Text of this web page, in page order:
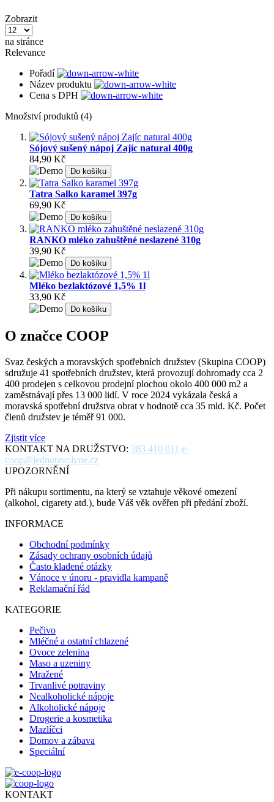
Zobrazit
na stránce
Relevance
Pořadí
Název produktu
Cena s DPH
Množství produktů (4)
Sójový sušený nápoj Zajíc natural 400g
84,90 Kč
Do košíku
Tatra Salko karamel 397g
69,90 Kč
Do košíku
RANKO mléko zahuštěné neslazené 310g
39,90 Kč
Do košíku
Mléko bezlaktózové 1,5% 1l
33,90 Kč
Do košíku
O značce COOP
Svaz českých a moravských spotřebních družstev (Skupina COOP)
sdružuje 41 spotřebních družstev, která provozují dohromady cca 2
400 prodejen s celkovou prodejní plochou okolo 400 000 m2 a
zaměstnávají přes 13 000 lidí. V roce 2024 vykázala česká a
moravská spotřební družstva obrat v hodnotě cca 35 mld. Kč. Počet
členů družstev je téměř 91 000.
Zjistit více
KONTAKT NA DRUŽSTVO: 383 410 011 e-
coop@jednotavolyne.cz
UPOZORNĚNÍ
Při nákupu sortimentu, na který se vztahuje věkové omezení
(alkohol, cigarety atd.), bude Váš věk ověřen při předání zboží.
INFORMACE
Obchodní podmínky
Zásady ochrany osobních údajů
Často kladené otázky
Vánoce v únoru - pravidla kampaně
Reklamační řád
KATEGORIE
Pečivo
Mléčné a ostatní chlazené
Ovoce zelenina
Maso a uzeniny
Mražené
Trvanlivé potraviny
Nealkoholické nápoje
Alkoholické nápoje
Drogerie a kosmetika
Mazlíčci
Domov a zábava
Speciální
KONTAKT